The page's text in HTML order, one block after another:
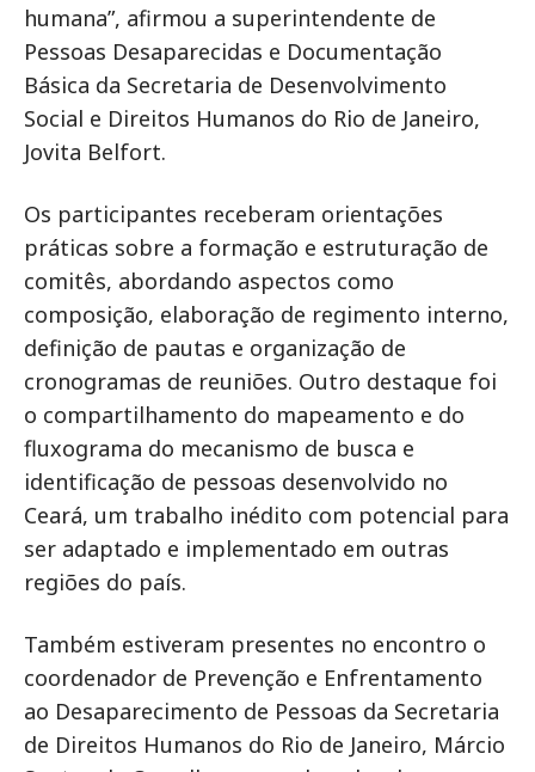
humana”, afirmou a superintendente de
Pessoas Desaparecidas e Documentação
Básica da Secretaria de Desenvolvimento
Social e Direitos Humanos do Rio de Janeiro,
Jovita Belfort.
Os participantes receberam orientações
práticas sobre a formação e estruturação de
comitês, abordando aspectos como
composição, elaboração de regimento interno,
definição de pautas e organização de
cronogramas de reuniões. Outro destaque foi
o compartilhamento do mapeamento e do
fluxograma do mecanismo de busca e
identificação de pessoas desenvolvido no
Ceará, um trabalho inédito com potencial para
ser adaptado e implementado em outras
regiões do país.
Também estiveram presentes no encontro o
coordenador de Prevenção e Enfrentamento
ao Desaparecimento de Pessoas da Secretaria
de Direitos Humanos do Rio de Janeiro, Márcio